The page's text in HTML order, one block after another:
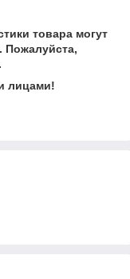
товара могут
Пожалуйста,
лицами!